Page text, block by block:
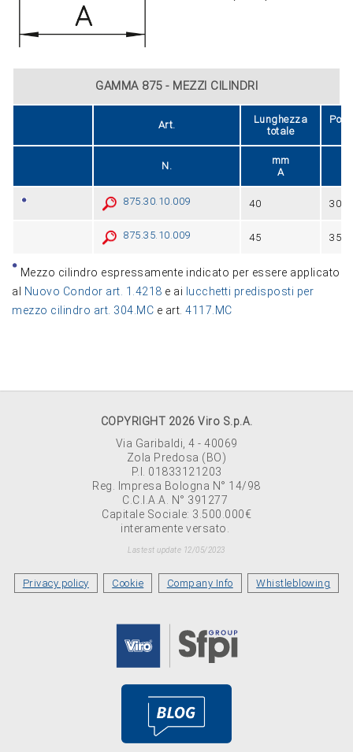
GAMMA 875 - MEZZI CILINDRI
Art.
Lunghezza
totale
N.
mm
A
875.30.10.009 40 30
875.35.10.009 45 35
Mezzo cilindro espressamente indicato per essere applicato
al Nuovo Condor art. 1.4218 e ai lucchetti predisposti per
mezzo cilindro art. 304.MC e art. 4117.MC
COPYRIGHT 2026 Viro S.p.A.
Via Garibaldi, 4 - 40069
Zola Predosa (BO)
P.I. 01833121203
Reg. Impresa Bologna N° 14/98
C.C.I.A.A. N° 391277
Capitale Sociale: 3.500.000€
interamente versato.
Lastest update 12/05/2023
Privacy policy Cookie Company Info Whistleblowing